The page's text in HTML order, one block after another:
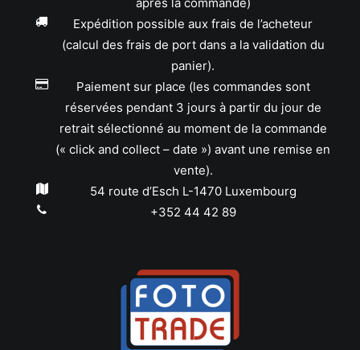
Expédition possible aux frais de l’acheteur
(calcul des frais de port dans a la validation du
panier).
Paiement sur place (les commandes sont
réservées pendant 3 jours à partir du jour de
retrait sélectionné au moment de la commande
(« click and collect – date ») avant une remise en
vente).
54 route d’Esch L-1470 Luxembourg
+352 44 42 89